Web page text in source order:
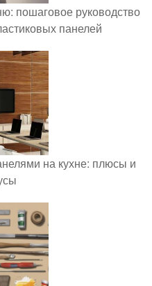
пошаговое руководство
панелей
на кухне: плюсы и